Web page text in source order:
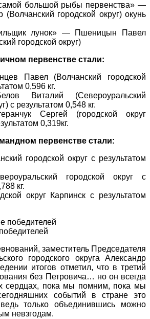
большой рыбы первенства» —
(Волчанский городской округ) окунь
лунок» — Пшеницын Павел
городской округ)
первенстве стали:
Павел (Волчанский городской
0,596 кг.
Виталий (Североуральский
с результатом 0,548 кг.
Сергей (городской округ
0,319кг.
первенстве стали:
городской округ с результатом
городской округ с
кг.
округ Карпинск с результатом
заместитель Председателя
городского округа Александр
итогов отметил, что в третий
без Петровича… но он всегда
сердцах, пока мы помним, пока мы
событий в стране это
только объединившись можно
невзгодам.